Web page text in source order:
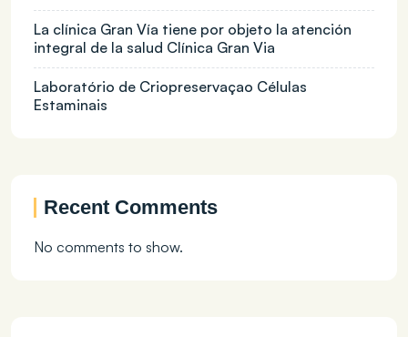
La clínica Gran Vía tiene por objeto la atención
integral de la salud Clínica Gran Via
Laboratório de Criopreservaçao Células
Estaminais
Recent Comments
No comments to show.